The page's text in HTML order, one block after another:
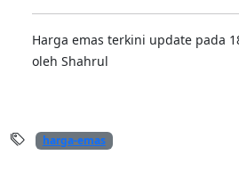
Harga emas terkini update pada
oleh Shahrul
harga-emas